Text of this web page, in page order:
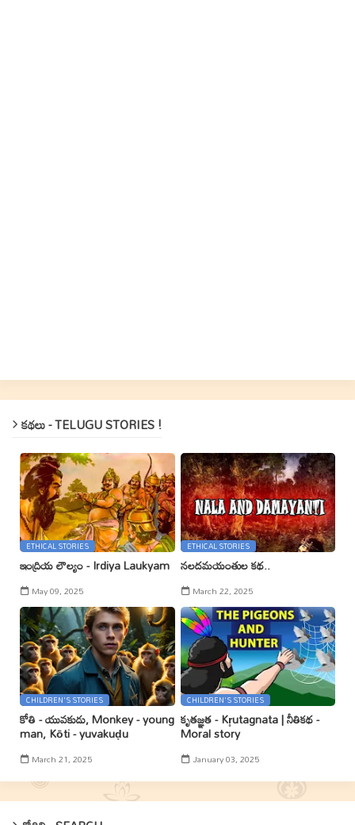
కథలు - TELUGU STORIES !
ETHICAL STORIES
ఇంద్రియ లౌల్యం - Irdiya Laukyam
May 09, 2025
ETHICAL STORIES
నలదమయంతుల కథ..
March 22, 2025
CHILDREN'S STORIES
కోతి - యువకుడు, Monkey - young
man, Kōti - yuvakuḍu
March 21, 2025
CHILDREN'S STORIES
కృతజ్ఞత - Kr̥utagnata | నీతికథ -
Moral story
January 03, 2025